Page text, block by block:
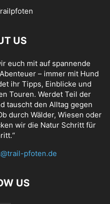
US
euch mit auf spannende
– immer mit Hund
ihr Tipps, Einblicke und
Touren. Werdet Teil der
tauscht den Alltag gegen
durch Wälder, Wiesen oder
wir die Natur Schritt für
pfoten.de
US